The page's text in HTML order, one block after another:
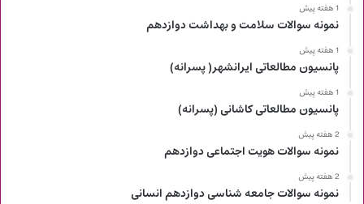
1 هفته پیش
نمونه سوالات سلامت و بهداشت دوازدهم
1 هفته پیش
پانسیون مطالعاتی ایرانشهر( پسرانه)
1 هفته پیش
پانسیون مطالعاتی کاشانی (پسرانه)
2 هفته پیش
نمونه سوالات هویت اجتماعی دوازدهم
2 هفته پیش
نمونه سوالات جامعه شناسی دوازدهم انسانی